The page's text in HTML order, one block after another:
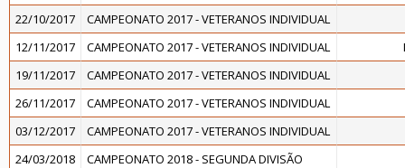
22/10/2017
CAMPEONATO 2017 - VETERANOS INDIVIDUAL
12/11/2017
CAMPEONATO 2017 - VETERANOS INDIVIDUAL
19/11/2017
CAMPEONATO 2017 - VETERANOS INDIVIDUAL
26/11/2017
CAMPEONATO 2017 - VETERANOS INDIVIDUAL
03/12/2017
CAMPEONATO 2017 - VETERANOS INDIVIDUAL
24/03/2018
CAMPEONATO 2018 - SEGUNDA DIVISÃO